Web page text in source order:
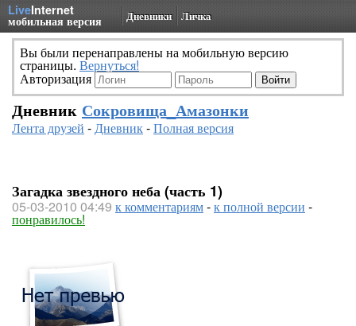
LiveInternet
мобильная версия Дневники Личка
Вы были перенаправлены на мобильную версию
страницы. Вернуться!
Авторизация
Дневник Сокровища_Амазонки
Лента друзей -Дневник-Полная версия
Загадка звездного неба (часть 1)
05-03-2010 04:49 к комментариям-к полной версии -
понравилось!